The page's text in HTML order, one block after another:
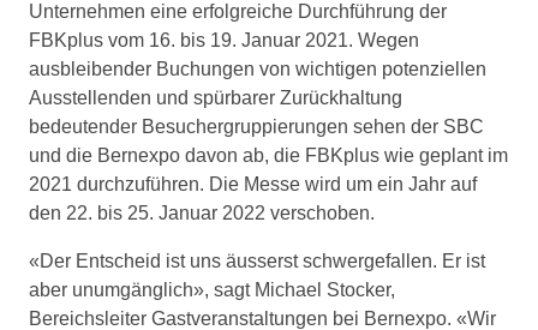
Unternehmen eine erfolgreiche Durchführung der
FBKplus vom 16. bis 19. Januar 2021. Wegen
ausbleibender Buchungen von wichtigen potenziellen
Ausstellenden und spürbarer Zurückhaltung
bedeutender Besuchergruppierungen sehen der SBC
und die Bernexpo davon ab, die FBKplus wie geplant im
2021 durchzuführen. Die Messe wird um ein Jahr auf
den 22. bis 25. Januar 2022 verschoben.
«Der Entscheid ist uns äusserst schwergefallen. Er ist
aber unumgänglich», sagt Michael Stocker,
Bereichsleiter Gastveranstaltungen bei Bernexpo. «Wir